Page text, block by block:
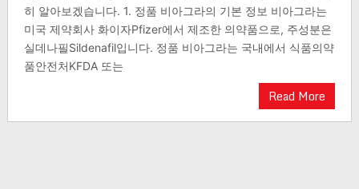
히 알아보겠습니다. 1. 정품 비아그라의 기본 정보 비아그라는
미국 제약회사 화이자Pfizer에서 제조한 의약품으로, 주성분은
실데나필Sildenafil입니다. 정품 비아그라는 국내에서 식품의약
품안전처KFDA 또는
Read More